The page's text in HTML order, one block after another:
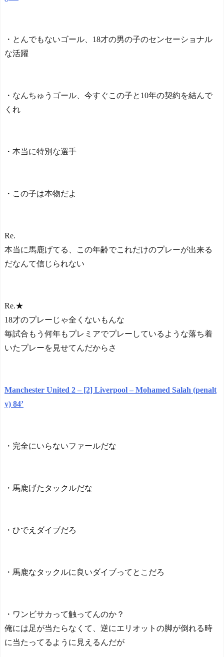
・とんでもないゴール、18才の男の子のセンセーショナル
な活躍
・なんちゅうゴール、今すぐこの子と10年の契約を結んで
くれ
・本当に特別な選手
・この子は本物だよ
Re.
本当に馬鹿げてる、この年齢でこれだけのプレーが出来る
だなんて信じられない
Re.★
18才のプレーじゃ全くないもんな
毎試合もう何年もプレミアでプレーしているような落ち着
いたプレーを見せてんだからさ
Manchester United 2 – [2] Liverpool – Mohamed Salah (penalt
y) 84‎’‎
・完全にいらないファールだな
・馬鹿げたタックルだな
・ひでえダイブだろ
・馬鹿なタックルに良いダイブってとこだろ
・ワンビサカって触ってんのか？
俺には足が当たらなくて、逆にエリオットの脚が倒れる時
に当たってるように見えるんだが